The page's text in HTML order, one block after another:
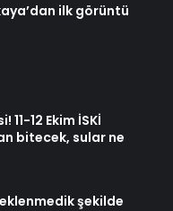
ilk görüntü
11-12 Ekim İSKİ
bitecek, sular ne
şekilde